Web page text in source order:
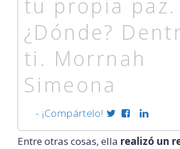
tu propia paz.
¿Dónde?
ti. Morrnah
Simeona
- ¡Compártelo!
Entre otras cosas, ella realizó un